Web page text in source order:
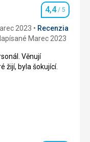
4,0/ 5
5,0/ 5
odliv a příliv.
ake na
Hodnotenie
4,4/ 5
2023
Recenzia
Marec 2023
Věnují
žijí, byla šokující.
Věnují